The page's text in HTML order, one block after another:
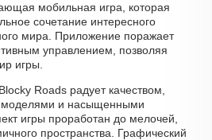
мобильная игра, которая
сочетание интересного
мира. Приложение поражает
управлением, позволяя
игры.
Roads радует качеством,
моделями и насыщенными
игры проработан до мелочей,
пространства. Графический